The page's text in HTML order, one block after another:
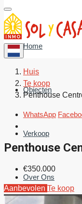
Home
Objecten
Verkoop
Over Ons
Huis
Te koop
Penthouse
WhatsApp
Penthouse
€350.000
Aanbevolen Te koop